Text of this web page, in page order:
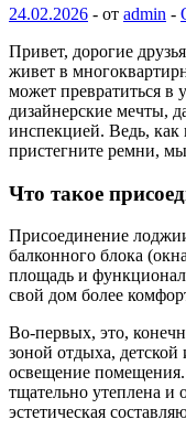
24.02.2026 - от admin -
Привет, дорогие
живет в
может превратиться
дизайнерские мечты,
инспекцией. Ведь, как
пристегните ремни,
Что такое
Присоединение
балконного блока
площадь и
свой дом более
Во-первых, это,
зоной отдыха,
освещение помещения.
тщательно утеплена и
эстетическая